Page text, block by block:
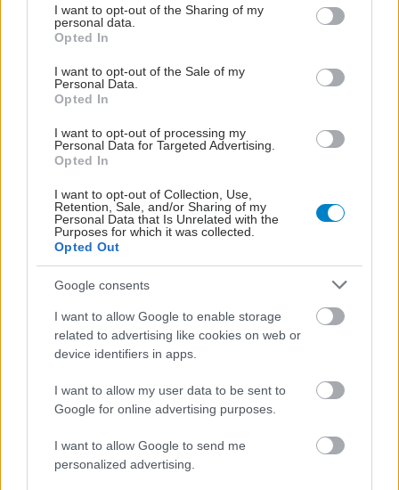
not limited to your visit or usage behaviour. You may click to
grant or deny consent to Google and its third-party tags to
use your data for below specified purposes in below Google
consent section.
I want to opt-out of the Sharing of my
personal data.
Opted In
I want to opt-out of the Sale of my
Personal Data.
Opted In
I want to opt-out of processing my
Personal Data for Targeted Advertising.
Opted In
I want to opt-out of Collection, Use,
Retention, Sale, and/or Sharing of my
Personal Data that Is Unrelated with the
Purposes for which it was collected.
Opted Out
Google consents
I want to allow Google to enable storage
related to advertising like cookies on web or
device identifiers in apps.
I want to allow my user data to be sent to
Google for online advertising purposes.
I want to allow Google to send me
personalized advertising.